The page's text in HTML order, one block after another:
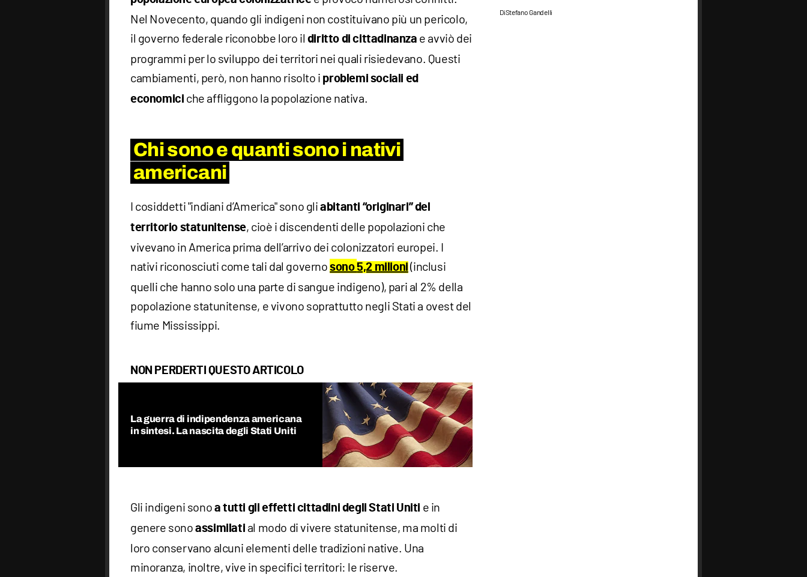
Nel Novecento, quando gli indigeni non costituivano più un pericolo,
il governo federale riconobbe loro il diritto di cittadinanza e avviò dei
programmi per lo sviluppo dei territori nei quali risiedevano. Questi
cambiamenti, però, non hanno risolto i problemi sociali ed
economici che affliggono la popolazione nativa.
Chi sono e quanti sono i nativi
americani
I cosiddetti "indiani d’America" sono gliabitanti “originari” del
territorio statunitense, cioè i discendenti delle popolazioni che
vivevano in America prima dell’arrivo dei colonizzatori europei. I
nativi riconosciuti come tali dal governosono5,2 milioni (inclusi
quelli che hanno solo una parte di sangue indigeno), pari al 2% della
popolazione statunitense, e vivono soprattutto negli Stati a ovest del
fiume Mississippi.
NON PERDERTI QUESTO ARTICOLO
La guerra di indipendenza americana
in sintesi. La nascita degli Stati Uniti
Gli indigeni sono a tutti gli effetti cittadini degli Stati Uniti e in
genere sonoassimilati al modo di vivere statunitense, ma molti di
loro conservano alcuni elementi delle tradizioni native. Una
minoranza, inoltre, vive in specifici territori: le riserve.
DiStefano Gandelli